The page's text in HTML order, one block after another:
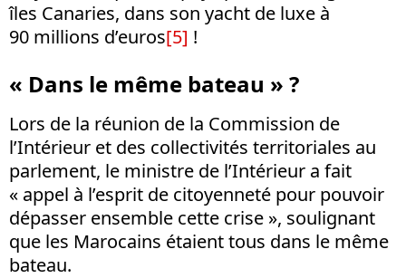
îles Canaries, dans son yacht de luxe à
90 millions d’euros[5] !
« Dans le même bateau » ?
Lors de la réunion de la Commission de
l’Intérieur et des collectivités territoriales au
parlement, le ministre de l’Intérieur a fait
« appel à l’esprit de citoyenneté pour pouvoir
dépasser ensemble cette crise », soulignant
que les Marocains étaient tous dans le même
bateau.